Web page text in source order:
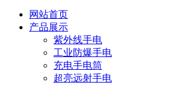
网站首页
产品展示
紫外线手电
工业防爆手电
充电手电筒
超亮远射手电